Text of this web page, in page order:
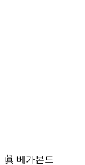
眞 베가본드